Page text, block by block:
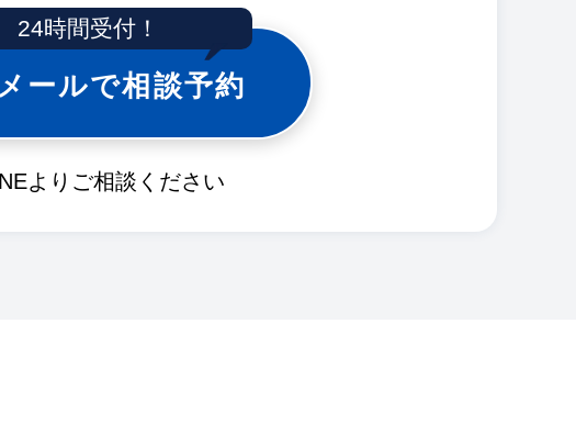
24時間受付！
メールで相談予約
よりご相談ください